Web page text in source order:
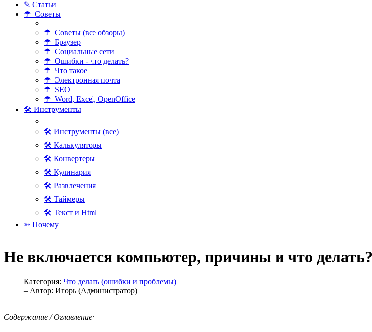
✎ Статьи
☂ Советы
☂ Советы (все обзоры)
☂ Браузер
☂ Социальные сети
☂ Ошибки - что делать?
☂ Что такое
☂ Электронная почта
☂ SEO
☂ Word, Excel, OpenOffice
🛠 Инструменты
🛠 Инструменты (все)
🛠 Калькуляторы
🛠 Конвертеры
🛠 Кулинария
🛠 Развлечения
🛠 Таймеры
🛠 Текст и Html
➳ Почему
Не включается компьютер, причины и что делать?
Категория: Что делать (ошибки и проблемы)
– Автор: Игорь (Администратор)
Содержание / Оглавление: